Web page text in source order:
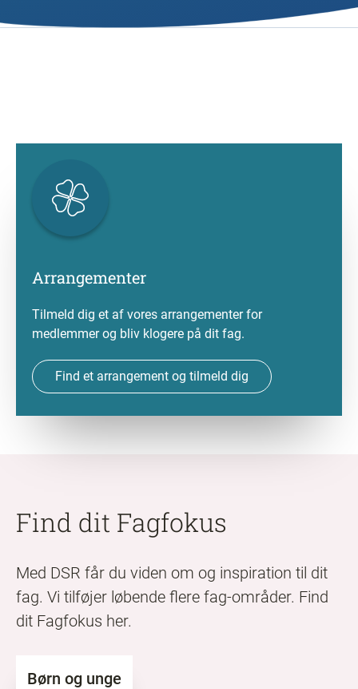
Arrangementer
Tilmeld dig et af vores arrangementer for
medlemmer og bliv klogere på dit fag.
Find et arrangement og tilmeld dig
Find dit Fagfokus
Med DSR får du viden om og inspiration til dit
fag. Vi tilføjer løbende flere fag-områder. Find
dit Fagfokus her.
Børn og unge